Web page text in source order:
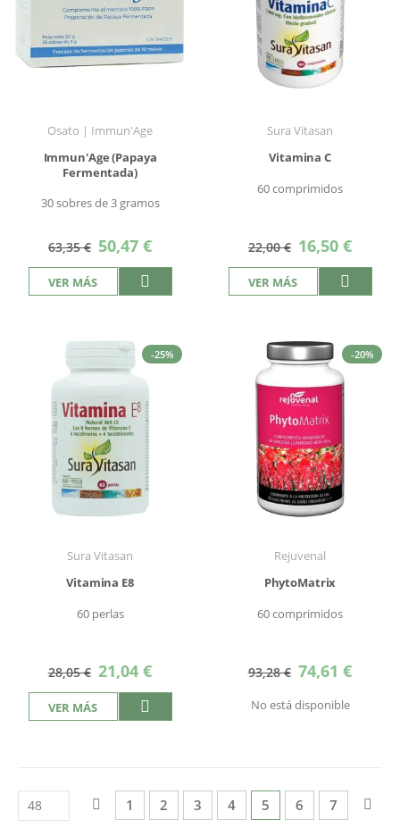
Osato | Immun'Age
Immun'Age (Papaya
Fermentada)
30 sobres de 3 gramos
63,35 € Precio
especial
50,47 €
VER MÁS
Sura Vitasan
Vitamina C
60 comprimidos
22,00 € Precio
especial
16,50 €
VER MÁS
-25%
Sura Vitasan
Vitamina E8
60 perlas
28,05 € Precio
especial
21,04 €
VER MÁS
-20%
Rejuvenal
PhytoMatrix
60 comprimidos
93,28 € Precio
especial
74,61 €
No está disponible
PáginaPágina
AnteriorPágina
1 Página
2 Página
3 Página
4 Actualmente estás
5 Página
6 Página
7